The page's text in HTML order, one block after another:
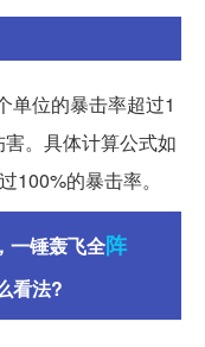
单位的暴击率超过1
。具体计算公式如
100%的暴击率。
一锤轰飞全阵
看法?